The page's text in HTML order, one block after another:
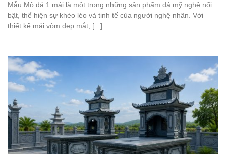
Mẫu Mộ đá 1 mái là một trong những sản phẩm đá mỹ nghệ nổi
bật, thể hiện sự khéo léo và tinh tế của người nghệ nhân. Với
thiết kế mái vòm đẹp mắt, [...]